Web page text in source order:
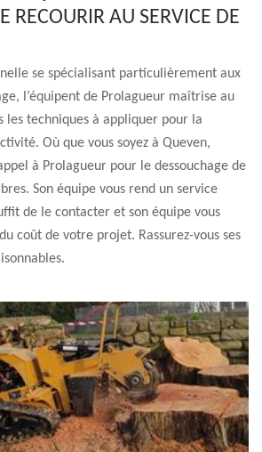
RECOURIR AU SERVICE DE
se spécialisant particulièrement aux
l’équipent de Prolagueur maîtrise au
les techniques à appliquer pour la
Où que vous soyez à Queven,
à Prolagueur pour le dessouchage de
Son équipe vous rend un service
de le contacter et son équipe vous
coût de votre projet. Rassurez-vous ses